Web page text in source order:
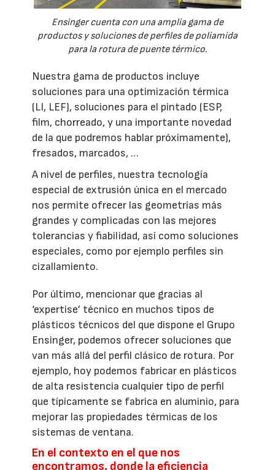
Ensinger cuenta con una amplia gama de
productos y soluciones de perfiles de poliamida
para la rotura de puente térmico.
Nuestra gama de productos incluye
soluciones para una optimización térmica
(LI, LEF), soluciones para el pintado (ESP,
film, chorreado, y una importante novedad
de la que podremos hablar próximamente),
fresados, marcados, …
A nivel de perfiles, nuestra tecnología
especial de extrusión única en el mercado
nos permite ofrecer las geometrías más
grandes y complicadas con las mejores
tolerancias y fiabilidad, así como soluciones
especiales, como por ejemplo perfiles sin
cizallamiento.
Por último, mencionar que gracias al
‘expertise’ técnico en muchos tipos de
plásticos técnicos del que dispone el Grupo
Ensinger, podemos ofrecer soluciones que
van más allá del perfil clásico de rotura. Por
ejemplo, hoy podemos fabricar en plásticos
de alta resistencia cualquier tipo de perfil
que típicamente se fabrica en aluminio, para
mejorar las propiedades térmicas de los
sistemas de ventana.
En el contexto en el que nos
encontramos, donde la eficiencia